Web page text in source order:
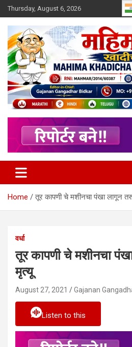
Skip
to
content
Thursday, August 6, 2026
Mahimakhadicha
Home तूर कापणी चे मशीनचा पंखा लागून
वर्धा
तूर कापणी चे मशीनचा
मृत्यू
August 27, 2021 Gajanan
Listen to this